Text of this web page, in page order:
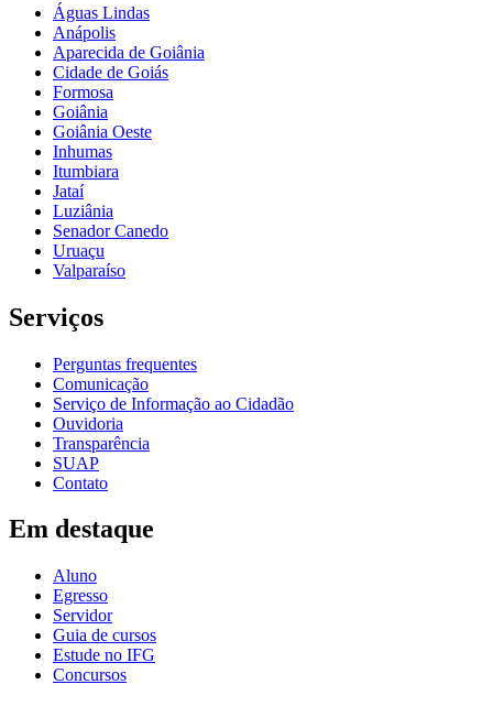
Águas Lindas
Anápolis
Aparecida de Goiânia
Cidade de Goiás
Formosa
Goiânia
Goiânia Oeste
Inhumas
Itumbiara
Jataí
Luziânia
Senador Canedo
Uruaçu
Valparaíso
Serviços
Perguntas frequentes
Comunicação
Serviço de Informação ao Cidadão
Ouvidoria
Transparência
SUAP
Contato
Em destaque
Aluno
Egresso
Servidor
Guia de cursos
Estude no IFG
Concursos